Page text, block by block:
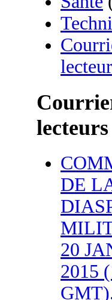
lecteurs
DE
20
2015